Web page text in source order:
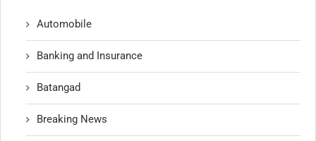
Automobile
Banking and Insurance
Batangad
Breaking News